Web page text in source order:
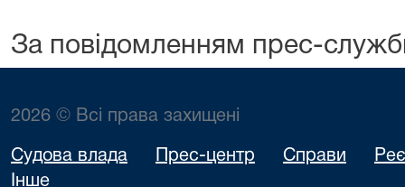
За повідомленням прес-
2026 © Всі права захищені
Судова влада Прес-центр Справи
Інше